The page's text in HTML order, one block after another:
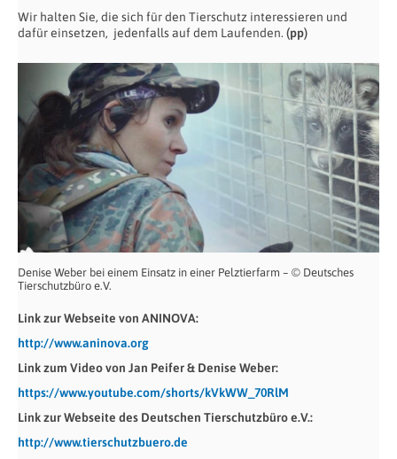
Wir halten Sie, die sich für den Tierschutz interessieren und
dafür einsetzen, jedenfalls auf dem Laufenden. (pp)
Denise Weber bei einem Einsatz in einer Pelztierfarm – © Deutsches
Tierschutzbüro e.V.
Link zur Webseite von ANINOVA:
http://www.aninova.org
Link zum Video von Jan Peifer & Denise Weber:
https://www.youtube.com/shorts/kVkWW_70RlM
Link zur Webseite des Deutschen Tierschutzbüro e.V.:
http://www.tierschutzbuero.de